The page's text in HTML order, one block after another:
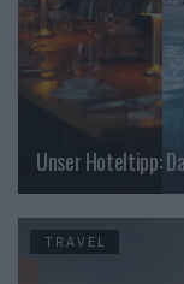
Unser Hoteltipp:
TRAVEL